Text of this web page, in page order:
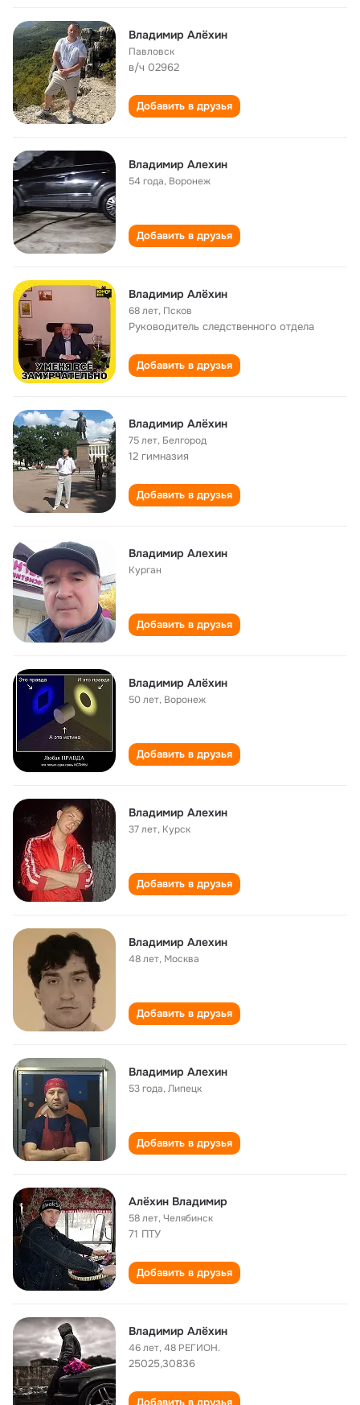
Владимир Алёхин
Павловск
в/ч 02962
Добавить в друзья
Владимир Алехин
54 года, Воронеж
Добавить в друзья
Владимир Алёхин
68 лет, Псков
Руководитель следственного отдела
Добавить в друзья
Владимир Алёхин
75 лет, Белгород
12 гимназия
Добавить в друзья
Владимир Алехин
Курган
Добавить в друзья
Владимир Алёхин
50 лет, Воронеж
Добавить в друзья
Владимир Алехин
37 лет, Курск
Добавить в друзья
Владимир Алехин
48 лет, Москва
Добавить в друзья
Владимир Алехин
53 года,Липецк
Добавить в друзья
Алёхин Владимир
58 лет,Челябинск
71 ПТУ
Добавить в друзья
Владимир Алёхин
46 лет,48 РЕГИОН.
25025,30836
Добавить в друзья